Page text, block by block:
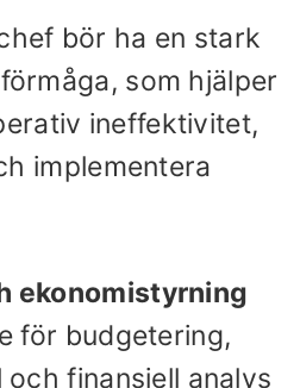
bör ha en stark
som hjälper
ineffektivitet,
implementera
ekonomistyrning
för budgetering,
finansiell analys